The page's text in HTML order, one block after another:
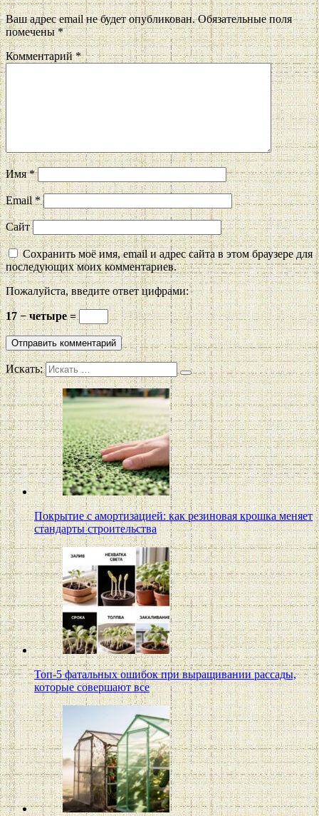
Ваш адрес email не будет опубликован. Обязательные поля
помечены*
Комментарий*
Имя*
Email*
Сайт
Сохранить моё имя, email и адрес сайта в этом браузере для
последующих моих комментариев.
Пожалуйста, введите ответ цифрами:
17 − четыре =
Искать:
Покрытие с амортизацией: как резиновая крошка меняет
стандарты строительства
Топ-5 фатальных ошибок при выращивании рассады,
которые совершают все